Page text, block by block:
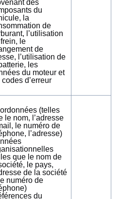
des
du
la
de
l’utilisation
le
de
l’utilisation de
les
du moteur et
codes d’erreur
(telles
le nom, l’adresse
le numéro de
l’adresse)
que le nom de
le pays,
de la société
numéro de
du